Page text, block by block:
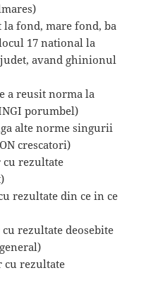
la fond, mare fond, ba
17 national la
judet, avand ghinionul
a reusit norma la
porumbel)
alte norme singurii
crescatori)
cu rezultate
rezultate din ce in ce
rezultate deosebite
cu rezultate